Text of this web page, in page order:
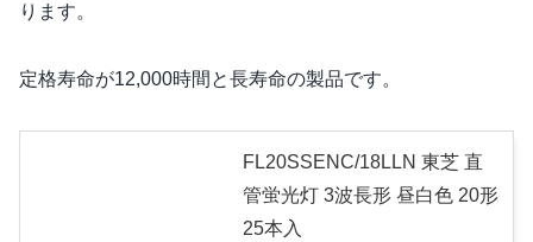
ります。
定格寿命が12,000時間と長寿命の製品です。
FL20SSENC/18LLN 東芝 直
管蛍光灯 3波長形 昼白色 20形
25本入